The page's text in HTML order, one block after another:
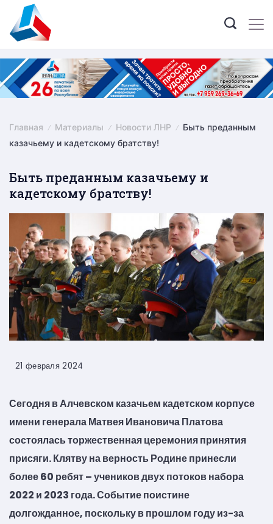
content
Главная Материалы Новости ЛНР
Быть преданным
казачьему и кадетскому братству!
Быть преданным казачьему и
кадетскому братству!
21 февраля 2024
Сегодня в Алчевском казачьем кадетском корпусе
имени генерала Матвея Ивановича Платова
состоялась торжественная церемония принятия
присяги. Клятву на верность Родине принесли
более 60 ребят – учеников двух потоков набора
2022 и 2023 года. Событие поистине
долгожданное, поскольку в прошлом году из-за